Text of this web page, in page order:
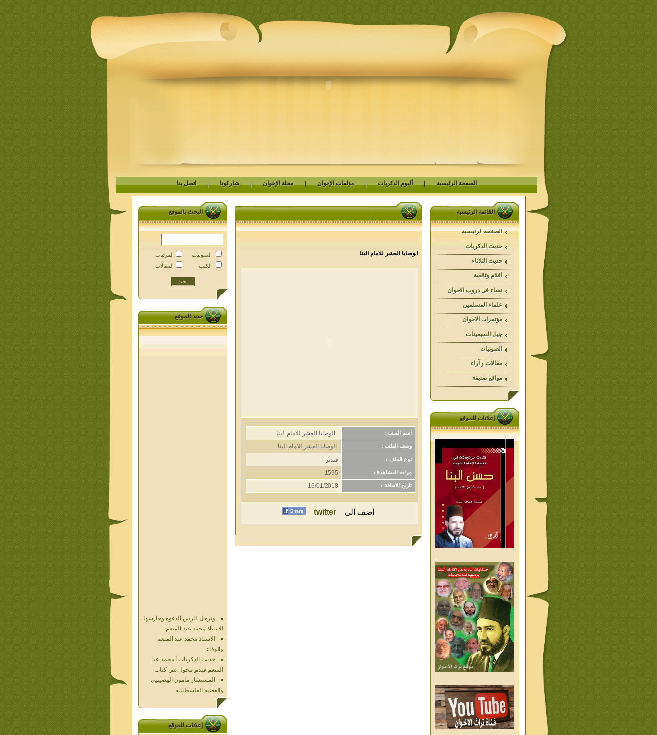
الصفحة الرئيسية | ألبوم الذكريات | مؤلفات الإخوان | مجلة الإخوان | شاركونا | اتصل بنا
القائمة الرئيسية
الصفحة الرئيسية
حديث الذكريات
حديث الثلاثاء
أفلام وثائقية
نساء فى دروب الاخوان
علماء المسلمين
مؤتمرات الاخوان
جيل السبعينات
الصوتيات
مقالات و آراء
مواقع صديقة
إعلانات للموقع
الوصايا العشر للامام البنا
اسم الملف : الوصايا العشر للامام البنا
وصف الملف : الوصايا العشر للامام البنا
نوع الملف : فيديو
مرات المشاهدة : 1595
تاريخ الاضافة : 16/01/2018
أضف الى twitter
البحث بالموقع
الصوتيات
الكتب
المرئيات
المقالات
جديد الموقع
الاستاذ محمد عبد المنعم
والوفاء
حديث الذكريات أ محمد عبد
المنعم فيديو محول نص كتاب
المستشار مامون الهضيبيى
والقضيه الفلسطينيه
العداله الغائبه 1000 شهيد
فلسطين ده كان زمان
الاقصى فى قلوبنا
خواطر الحج
الاخوان فى حرب فلسطين
إعلانات للموقع